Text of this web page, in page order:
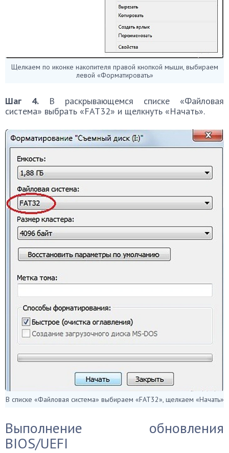
Щелкаем по иконке накопителя правой кнопкой мыши, выбираем
левой «Форматировать»
Шаг 4. В раскрывающемся списке «Файловая
система» выбрать «FAT32» и щелкнуть «Начать».
В списке «Файловая система» выбираем «FAT32», щелкаем «Начать»
Выполнение обновления
BIOS/UEFI